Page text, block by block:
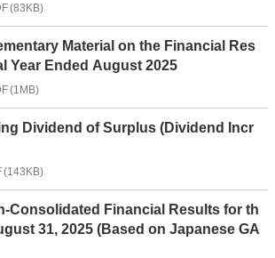
(83KB)
Material on the Financial Res
Year Ended August 2025
(1MB)
Dividend of Surplus (Dividend Incr
(143KB)
Consolidated Financial Results for th
31, 2025 (Based on Japanese GA